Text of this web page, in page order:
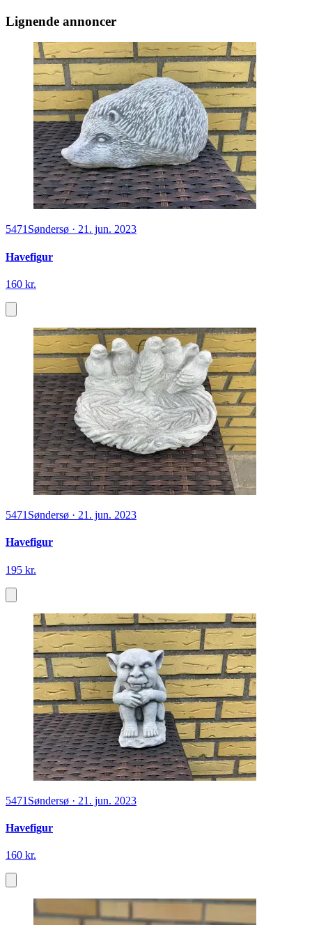
Lignende annoncer
5471Søndersø · 21. jun. 2023
Havefigur
160 kr.
5471 Søndersø · 21. jun. 2023
Havefigur
195 kr.
5471 Søndersø · 21. jun. 2023
Havefigur
160 kr.